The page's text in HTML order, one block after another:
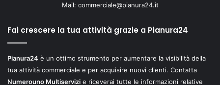
Mail: commerciale@pianura24.it
Fai crescere la tua attività grazie a Pianura24
Pianura24 è un ottimo strumento per aumentare la visibilità della
tua attività commerciale e per acquisire nuovi clienti. Contatta
Numerouno Multiservizi e riceverai tutte le informazioni relative